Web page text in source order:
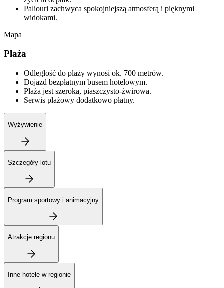
Paliouri zachwyca spokojniejszą atmosferą i pięknymi
widokami.
Mapa
Plaża
Odległość do plaży wynosi ok. 700 metrów.
Dojazd bezpłatnym busem hotelowym.
Plaża jest szeroka, piaszczysto-żwirowa.
Serwis plażowy dodatkowo płatny.
Wyżywienie
Szczegóły lotu
Program sportowy i animacyjny
Atrakcje regionu
Inne hotele w regionie